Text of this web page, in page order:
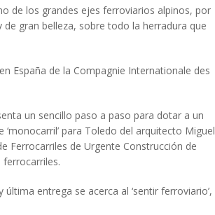
de los grandes ejes ferroviarios alpinos, por
gran belleza, sobre todo la herradura que
España de la Compagnie Internationale des
un sencillo paso a paso para dotar a un
para Toledo del arquitecto Miguel
Ferrocarriles de Urgente Construcción de
entrega se acerca al ‘sentir ferroviario’,